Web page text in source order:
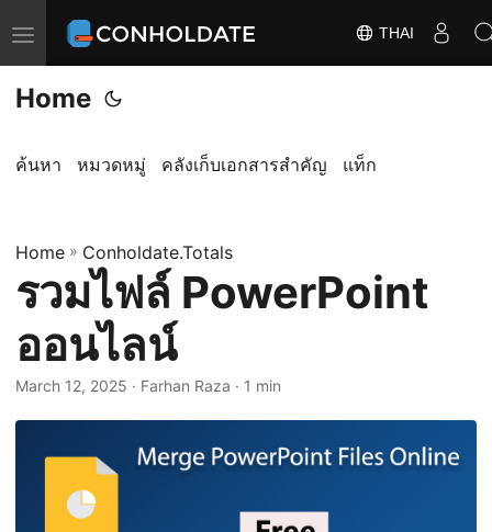
T
o
g
l
a
v
g
a
THAI
Home
ค้นหา หมวดหมู่ คลังเก็บเอกสารสำคัญ แท็ก
Home » Conholdate.Totals
รวมไฟล์ PowerPoint
ออนไลน์
March 12, 2025 ‎ · Farhan Raza · 1 min